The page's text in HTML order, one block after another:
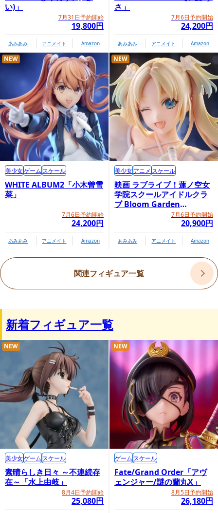
い)」
7月31日予約開始
19,800円
あみあみ アニメイト Amazon
さ」
7月6日予約開始
24,200円
あみあみ アニメイト Amazon
WHITE ALBUM2「小木曽雪
菜」
7月6日予約開始
24,200円
NEW
美少女ゲーム スケール
あみあみ アニメイト Amazon
映画 ラブライブ！蓮ノ空女
学院スクールアイドルクラ
ブ Bloom Garden
Party「大沢瑠璃乃」7月6日予約開始
20,900円
NEW
美少女アニメ スケール
あみあみ アニメイト Amazon
関連フィギュア一覧
新着フィギュア一覧
素晴らしき日々 ～不連続存
在～「水上由岐」
8月4日予約開始
25,080円
NEW
美少女ゲーム スケール
Fate/Grand Order「アヴ
ェンジャー/謎の蘭丸X」
8月5日予約開始
26,180円
NEW
ゲーム スケール